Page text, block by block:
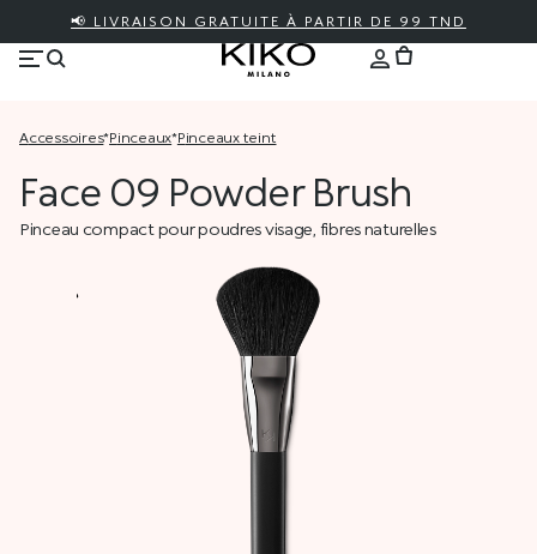
📢 LIVRAISON GRATUITE À PARTIR DE 99 TND
accessoires* pinceaux* pinceaux teint
Face 09 Powder Brush
Pinceau compact pour poudres visage, fibres naturelles